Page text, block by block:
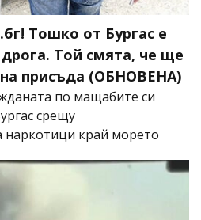
Тошко от Бургас е
дрога. Той смята, че ще
присъда (ОБНОВЕНА)
по мащабите си
срещу
наркотици край морето